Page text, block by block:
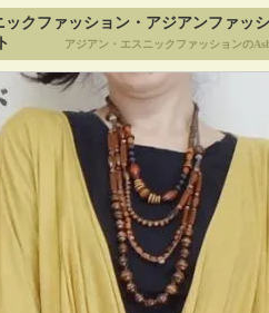
クファッション・アジアンファッ
アジアン・エスニックファッションの